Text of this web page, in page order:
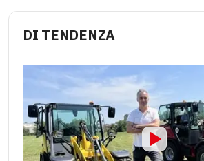
DI TENDENZA